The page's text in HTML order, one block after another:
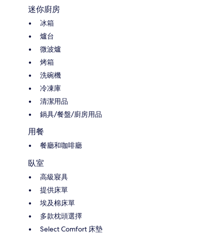
迷你廚房
冰箱
爐台
微波爐
烤箱
洗碗機
冷凍庫
清潔用品
鍋具/餐盤/廚房用品
用餐
餐廳和咖啡廳
臥室
高級寢具
提供床單
埃及棉床單
多款枕頭選擇
Select Comfort 床墊